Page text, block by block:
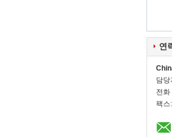
연
담당
전화
팩스: